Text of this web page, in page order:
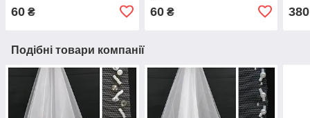
60 ₴ 60₴ 380
Подібні товари компанії